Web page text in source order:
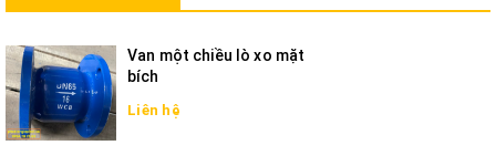
Van một chiều lò xo mặt
bích
Liên hệ